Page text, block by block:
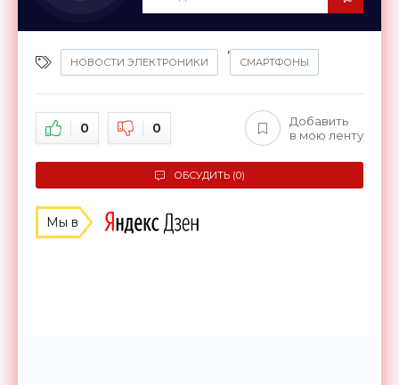
НОВОСТИ ЭЛЕКТРОНИКИ
,
СМАРТФОНЫ
0 0
Добавить
в мою ленту
ОБСУДИТЬ (0)
Мы в